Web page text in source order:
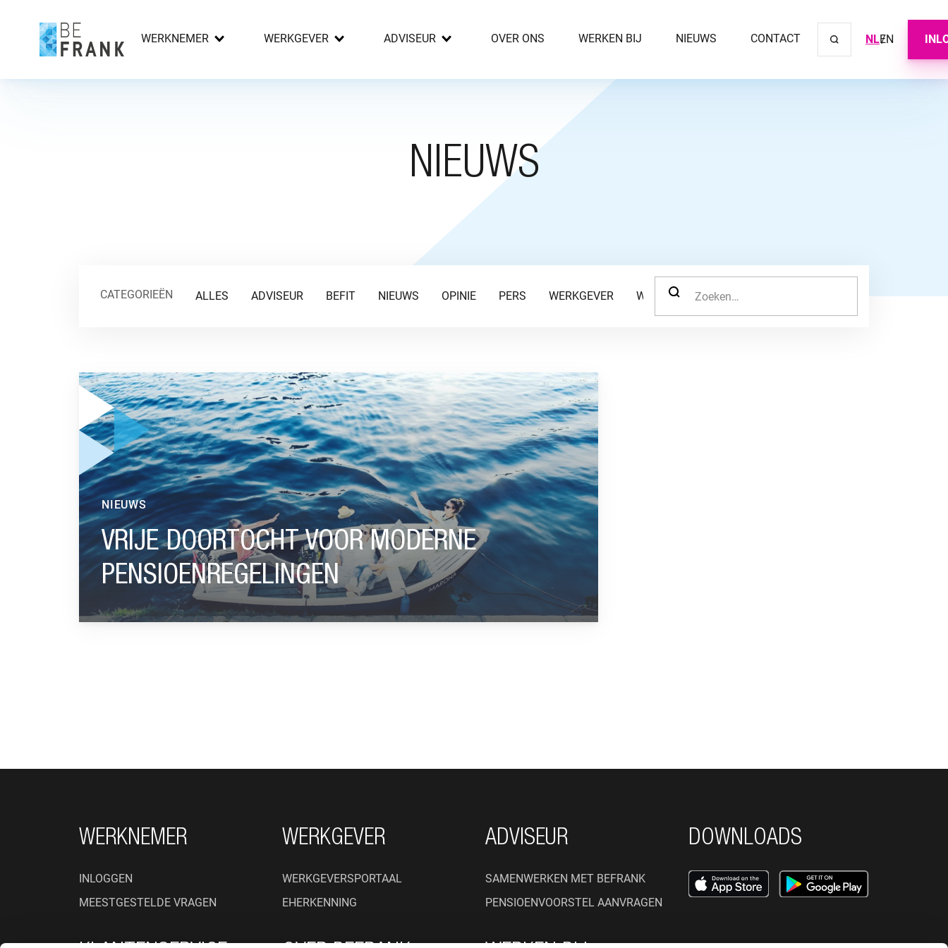
WERKNEMER WERKGEVER ADVISEUR OVER ONS WERKEN BIJ NIEUWS CONTACT NLEN
NIEUWS
CATEGORIEËN ALLES ADVISEUR BEFIT NIEUWS OPINIE PERS WERKGEVER WERKNEMER
ZOEK NAAR:
GA NAAR “VRIJE DOORTOCHT VOOR MODERNE PENSIOENREGELINGEN”
VRIJE DOORTOCHT VOOR MODERNE
PENSIOENREGELINGEN
NIEUWS
FOOTER NAVIGATIE
WERKNEMER
INLOGGEN
MEESTGESTELDE VRAGEN
WERKGEVER
WERKGEVERSPORTAAL
EHERKENNING
ADVISEUR
SAMENWERKEN MET BEFRANK
PENSIOENVOORSTEL AANVRAGEN
DOWNLOADS
Sluit